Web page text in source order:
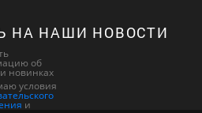
НА НАШИ НОВОСТИ
об
новинках
условия
и